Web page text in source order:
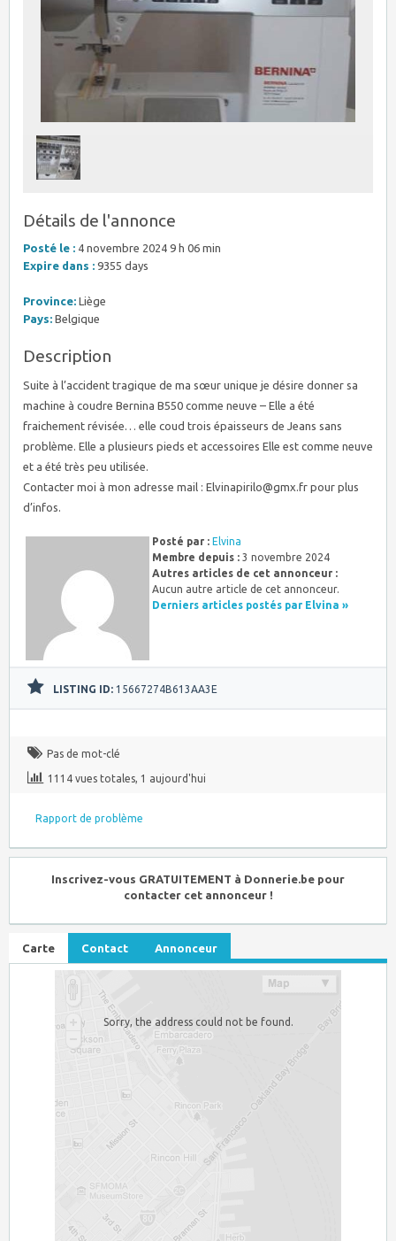
Détails de l'annonce
Posté le : 4 novembre 2024 9 h 06 min
Expire dans : 9355 days
Province: Liège
Pays: Belgique
Description
Suite à l’accident tragique de ma sœur unique je désire donner sa
machine à coudre Bernina B550 comme neuve – Elle a été
fraichement révisée… elle coud trois épaisseurs de Jeans sans
problème. Elle a plusieurs pieds et accessoires Elle est comme neuve
et a été très peu utilisée.
Contacter moi à mon adresse mail : Elvinapirilo@gmx.fr pour plus
d’infos.
Posté par : Elvina
Membre depuis : 3 novembre 2024
Autres articles de cet annonceur :
Aucun autre article de cet annonceur.
Derniers articles postés par Elvina »
LISTING ID: 15667274B613AA3E
Pas de mot-clé
1114 vues totales, 1 aujourd'hui
Rapport de problème
Inscrivez-vous GRATUITEMENT à Donnerie.be pour
contacter cet annonceur !
Carte Contact Annonceur
Sorry, the address could not be found.